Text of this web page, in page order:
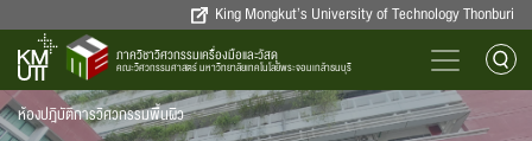
King Mongkut’s University of Technology Thonburi
ภาควิชาวิศวกรรมเครื่องมือและวัสดุ
คณะวิศวกรรมศาสตร์ มหาวิทยาลัยเทคโนโลยีพระจอมเกล้าธนบุรี
ห้องปฎิบัติการวิศวกรรมพื้นผิว